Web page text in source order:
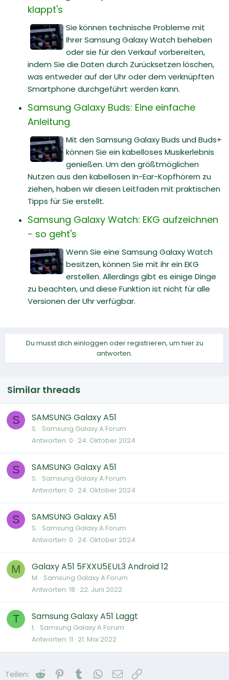
klappt's
Sie können technische Probleme mit
Ihrer Samsung Galaxy Watch beheben
oder sie für den Verkauf vorbereiten,
indem Sie die Daten durch Zurücksetzen löschen,
was entweder auf der Uhr oder dem verknüpften
Smartphone durchgeführt werden kann.
Samsung Galaxy Buds: Eine einfache
Anleitung
Mit den Samsung Galaxy Buds und Buds+
können Sie ein kabelloses Musikerlebnis
genießen. Um den größtmöglichen
Nutzen aus den kabellosen In-Ear-Kopfhörern zu
ziehen, haben wir diesen Leitfaden mit praktischen
Tipps für Sie erstellt.
Samsung Galaxy Watch: EKG aufzeichnen
- so geht's
Wenn Sie eine Samsung Galaxy Watch
besitzen, können Sie mit ihr ein EKG
erstellen. Allerdings gibt es einige Dinge
zu beachten, und diese Funktion ist nicht für alle
Versionen der Uhr verfügbar.
Du musst dich einloggen oder registrieren, um hier zu
antworten.
Similar threads
S SAMSUNG Galaxy A51
S. Samsung Galaxy A Forum
Antworten 0 24. Oktober 2024
S SAMSUNG Galaxy A51
S. Samsung Galaxy A Forum
Antworten 0 24. Oktober 2024
S SAMSUNG Galaxy A51
S. Samsung Galaxy A Forum
Antworten 0 24. Oktober 2024
M Galaxy A51 5FXXU5EUL3 Android 12
M. Samsung Galaxy A Forum
Antworten 18 22. Juni 2022
T Samsung Galaxy A51 Laggt
t. Samsung Galaxy A Forum
Antworten 11 21. Mai 2022
Teilen: Reddit Pinterest
Tumblr WhatsApp
E-Mail